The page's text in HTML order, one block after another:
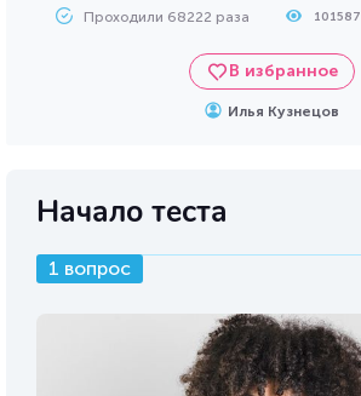
Проходили 68222 раза 101587
В избранное
Илья Кузнецов
Начало теста
1 вопрос